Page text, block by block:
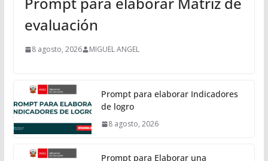
evaluación
8 agosto, 2026 MIGUEL ANGEL
Prompt para elaborar Indicadores
de logro
8 agosto, 2026
Prompt para Elaborar una